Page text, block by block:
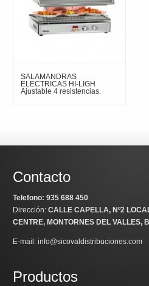
SALAMANDRAS
ELECTRICAS HI-LIGH
Ajustable 4 resistencias.
Contacto
Telefono: 935 688 450
Dirección:CALLE CAPELLA, Nº2
CENTRE, MONTORNES DEL VALLES,
E-mail: info@sicovaldistribuciones.com
Productos